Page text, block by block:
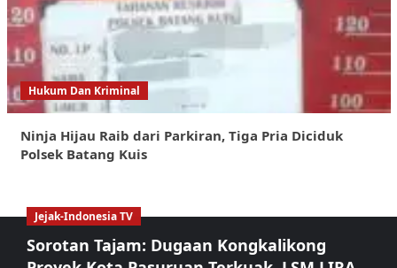
Hukum Dan Kriminal
Ninja Hijau Raib dari Parkiran, Tiga Pria Diciduk
Polsek Batang Kuis
Jejak-Indonesia TV
Sorotan Tajam: Dugaan Kongkalikong